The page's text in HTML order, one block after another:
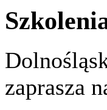
zaprasza